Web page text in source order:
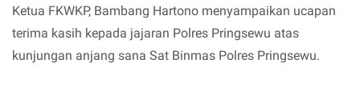
Ketua FKWKP, Bambang Hartono menyampaikan ucapan
terima kasih kepada jajaran Polres Pringsewu atas
kunjungan anjang sana Sat Binmas Polres Pringsewu.